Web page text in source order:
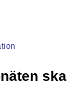
ska